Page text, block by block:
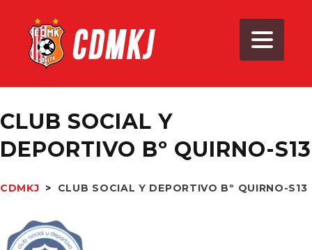
CLUB SOCIAL Y
DEPORTIVO Bº QUIRNO-S13
CDMKJ > CLUB SOCIAL Y DEPORTIVO Bº QUIRNO-S13